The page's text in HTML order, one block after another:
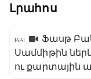
Լրահոս
14:41
Ֆասթ
Սամմիթին
ու քարտային